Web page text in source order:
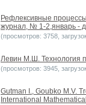
Рефлексивные
журнал, № 1-2,январь -
(просмотров: 3758,
Левин М.Ш. Технология
(просмотров: 3945,
Gutman I., Goubko M.V.
International